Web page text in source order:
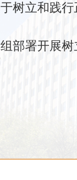
树立和践
部署开展